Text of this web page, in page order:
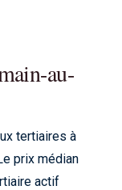
au-
tertiaires à
prix médian
actif